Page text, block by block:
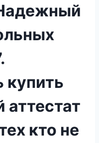
купить
кто не